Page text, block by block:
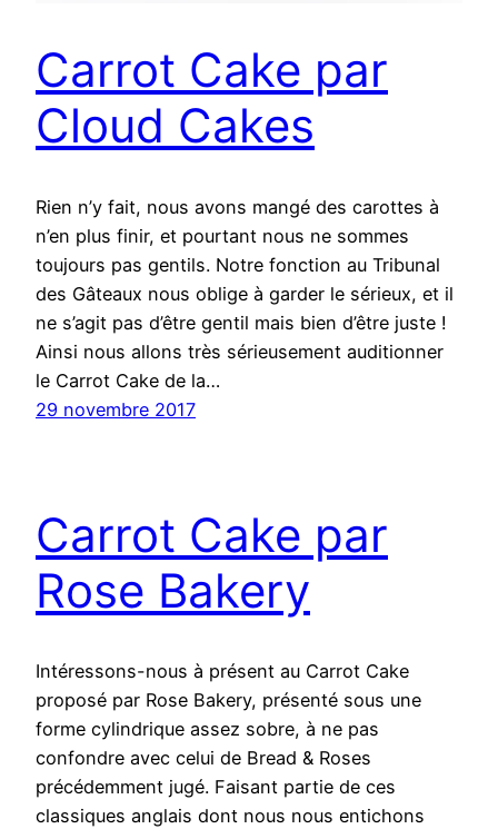
Carrot Cake par
Cloud Cakes
Rien n’y fait, nous avons mangé des carottes à
n’en plus finir, et pourtant nous ne sommes
toujours pas gentils. Notre fonction au Tribunal
des Gâteaux nous oblige à garder le sérieux, et il
ne s’agit pas d’être gentil mais bien d’être juste !
Ainsi nous allons très sérieusement auditionner
le Carrot Cake de la…
29 novembre 2017
Carrot Cake par
Rose Bakery
Intéressons-nous à présent au Carrot Cake
proposé par Rose Bakery, présenté sous une
forme cylindrique assez sobre, à ne pas
confondre avec celui de Bread & Roses
précédemment jugé. Faisant partie de ces
classiques anglais dont nous nous entichons